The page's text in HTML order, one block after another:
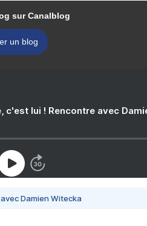
sur Canalblog
un blog
c'est lui ! Rencontre avec
Damien Witecka